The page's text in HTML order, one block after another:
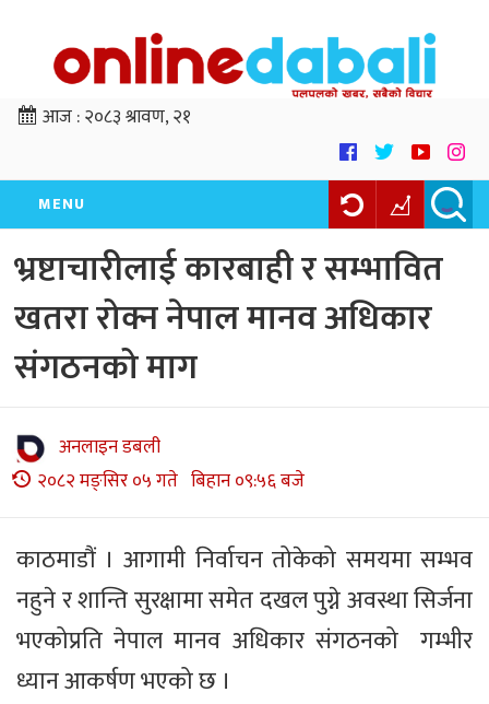
आज :२०८३ श्रावण, २१
MENU
भ्रष्टाचारीलाई कारबाही र सम्भावित
खतरा रोक्न नेपाल मानव अधिकार
संगठनको माग
अनलाइन डबली
२०८२ मङ्सिर ०५ गते बिहान ०९:५६ बजे
काठमाडौं । आगामी निर्वाचन तोकेको समयमा सम्भव
नहुने र शान्ति सुरक्षामा समेत दखल पुग्ने अवस्था सिर्जना
भएकोप्रति नेपाल मानव अधिकार संगठनको गम्भीर
ध्यान आकर्षण भएको छ ।